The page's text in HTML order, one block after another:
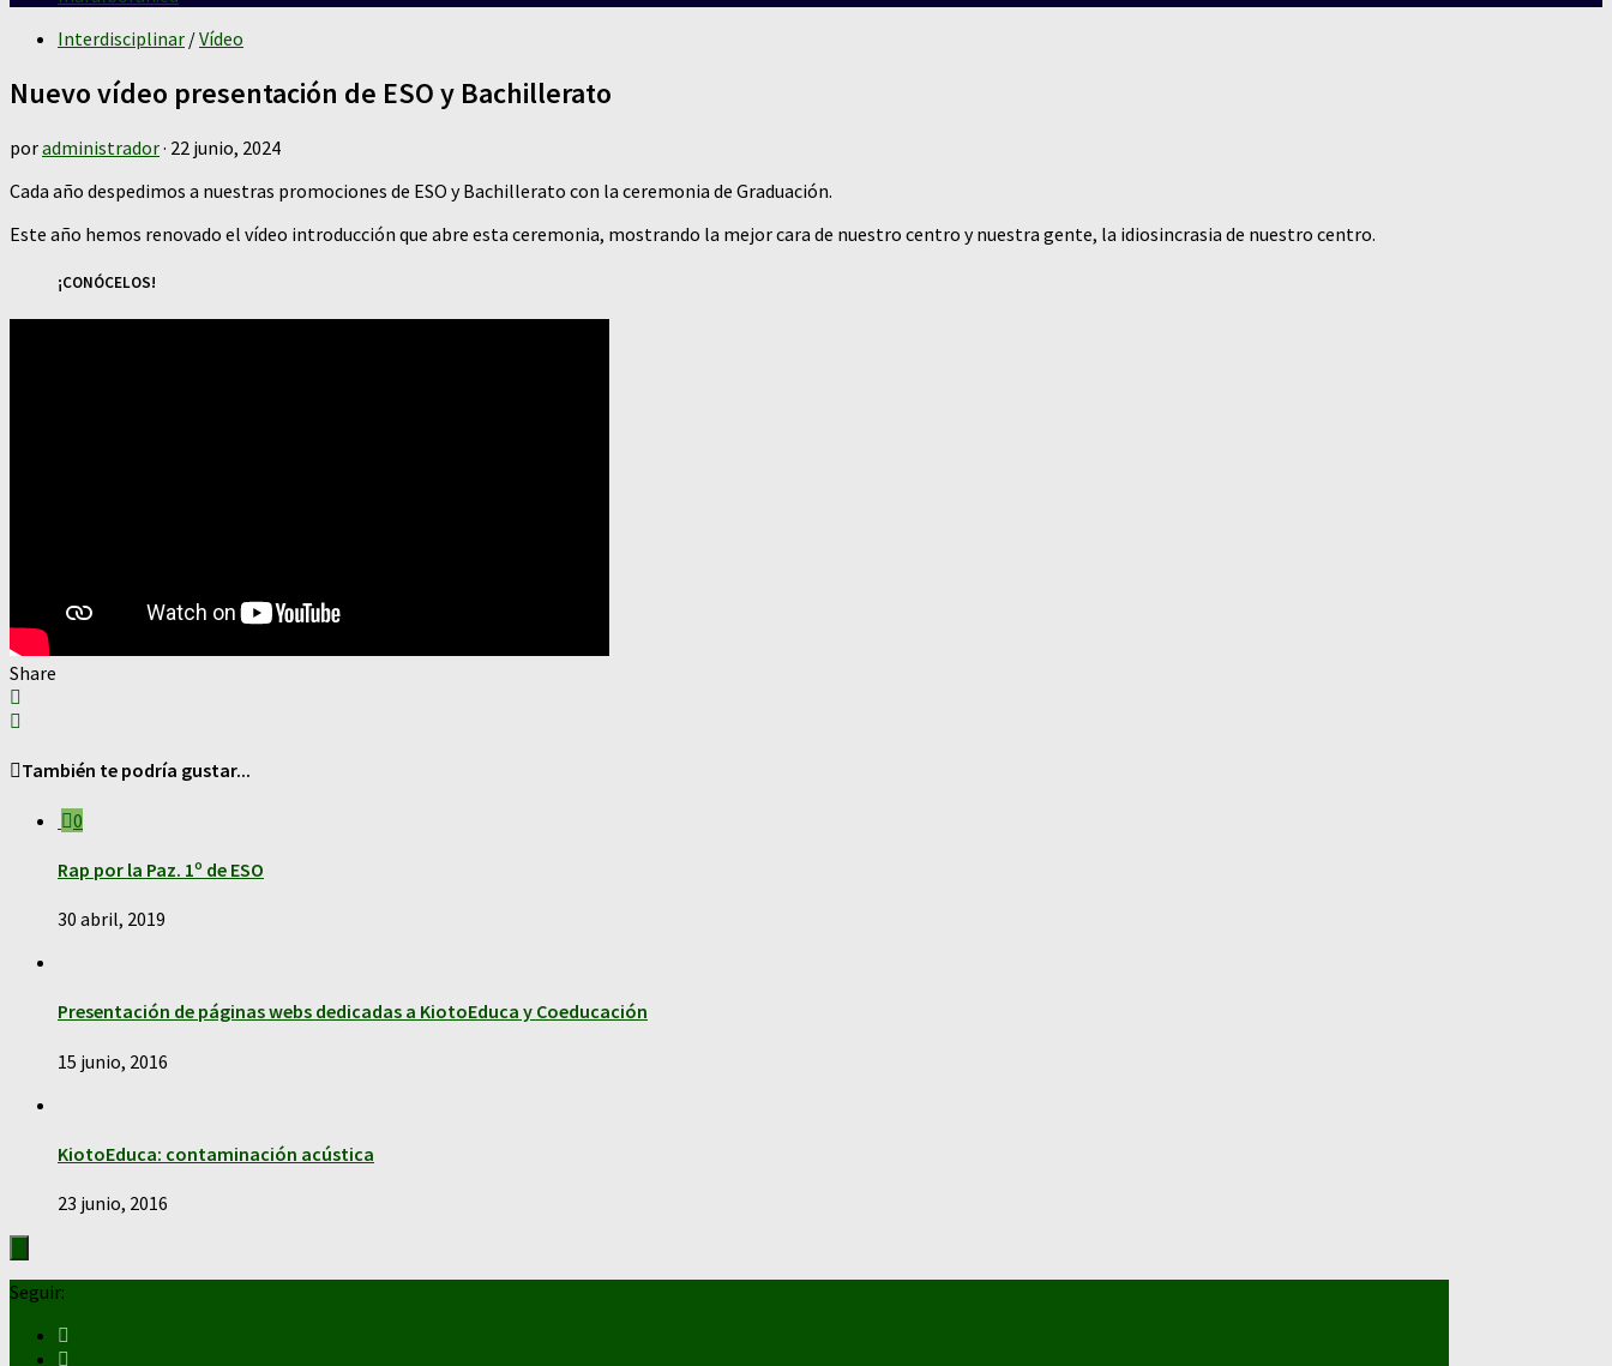
Interdisciplinar /Vídeo
Nuevo vídeo presentación de ESO y Bachillerato
poradministrador· 22 junio, 2024
Cada año despedimos a nuestras promociones de ESO y Bachillerato con la ceremonia de Graduación.
Este año hemos renovado el vídeo introducción que abre esta ceremonia, mostrando la mejor cara de nuestro centro y nuestra gente, la idiosincrasia de nuestro centro.
¡CONÓCELOS!
Share
También te podría gustar...
0
Rap por la Paz. 1º de ESO
30 abril, 2019
Presentación de páginas webs dedicadas a KiotoEduca y Coeducación
15 junio, 2016
KiotoEduca: contaminación acústica
23 junio, 2016
Seguir: